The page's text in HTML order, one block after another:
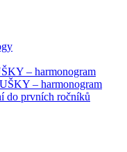
– harmonogram
– harmonogram
do prvních ročníků